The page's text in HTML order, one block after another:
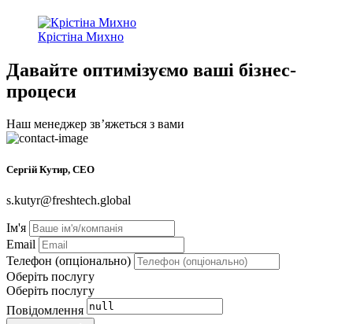
Крістіна Михно
Давайте оптимізуємо ваші бізнес-
процеси
Наш менеджер звʼяжеться з вами
Сергій Кутир, CEO
s.kutyr@freshtech.global
Ім'я
Email
Телефон (опціонально)
Оберіть послугу
Оберіть послугу
Повідомлення